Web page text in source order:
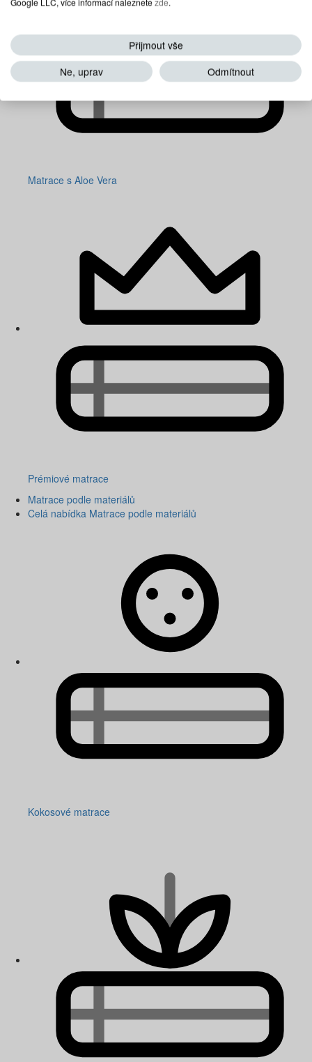
Matrace s Aloe Vera
Prémiové matrace
Matrace podle materiálů
Celá nabídka Matrace podle materiálů
Kokosové matrace
Přijmout vše
Ne, uprav
Odmítnout